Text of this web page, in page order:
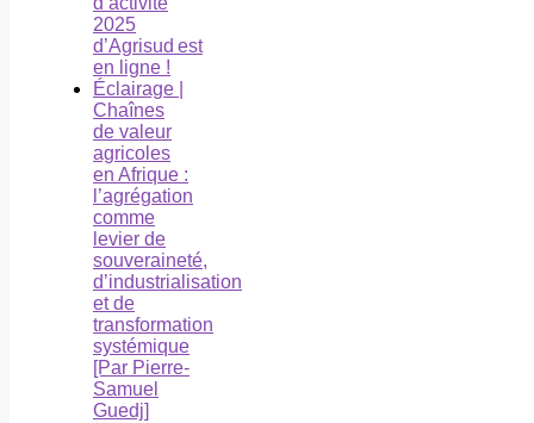
2025
d’Agrisud est
en ligne !
Éclairage |
Chaînes
de valeur
agricoles
en Afrique :
l’agrégation
comme
levier de
souveraineté,
d’industrialisation
et de
transformation
systémique
[Par Pierre-
Samuel
Guedj]